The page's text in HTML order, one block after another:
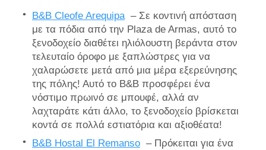
B&B Cleofe Arequipa– Σε κοντινή απόσταση
με τα πόδια από την Plaza de Armas, αυτό το
ξενοδοχείο διαθέτει ηλιόλουστη βεράντα στον
τελευταίο όροφο με ξαπλώστρες για να
χαλαρώσετε μετά από μια μέρα εξερεύνησης
της πόλης! Αυτό το B&B προσφέρει ένα
νόστιμο πρωινό σε μπουφέ, αλλά αν
λαχταράτε κάτι άλλο, το ξενοδοχείο βρίσκεται
κοντά σε πολλά εστιατόρια και αξιοθέατα!
B&B Hostal El Remanso– Πρόκειται για ένα